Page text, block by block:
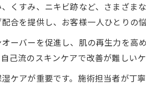
乾燥や毛穴悩みもケアする新
ハーブピーリングで乾燥
美肌専門店ならではの悩
毛穴レスな肌を目指すハ
乾燥対策としてのハーブ
くすみ、ニキビ跡など、さまざま
合を提供し、お客様一人ひとりの悩
ーバーを促進し、肌の再生力を
己流のスキンケアで改善が難しい
ケアが重要です。施術担当者が